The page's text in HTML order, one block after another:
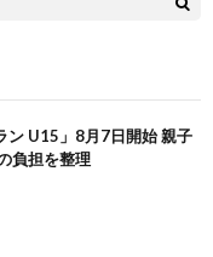
ン U15」8月7日開始 親子
負担を整理